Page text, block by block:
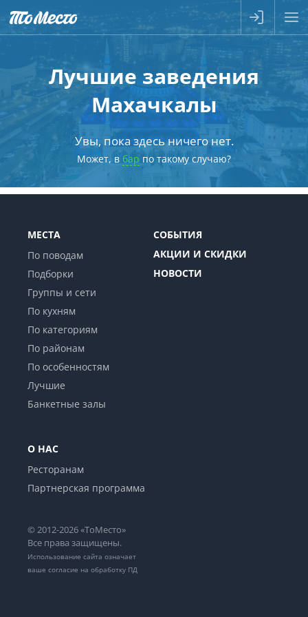
Лучшие заведения
Махачкалы
Увы, пока здесь ничего нет.
Может, в бар по такому случаю?
МЕСТА
По поводам
Подборки
Группы и сети
По кухням
По категориям
По районам
По особенностям
Лучшие
Банкетные залы
СОБЫТИЯ
АКЦИИ И СКИДКИ
НОВОСТИ
О НАС
Ресторанам
Партнерская программа
© 2012-2026 «ТоМесто»
Все права защищены.
Использование сайта означает
ваше согласие на обработку ПД